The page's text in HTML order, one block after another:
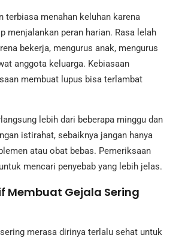
terbiasa menahan keluhan karena
menjalankan peran harian. Rasa lelah
bekerja, mengurus anak, mengurus
anggota keluarga. Kebiasaan
membuat lupus bisa terlambat
lebih dari beberapa minggu dan
istirahat, sebaiknya jangan hanya
atau obat bebas. Pemeriksaan
mencari penyebab yang lebih jelas.
Membuat Gejala Sering
merasa dirinya terlalu sehat untuk